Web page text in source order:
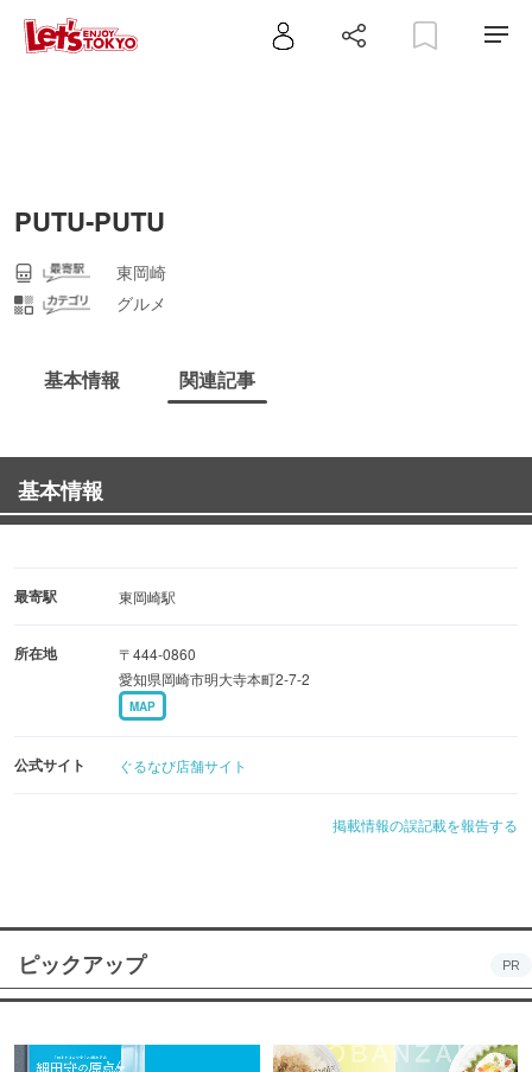
PUTU‐PUTU
東岡崎
グルメ
基本情報 関連記事
基本情報
最寄駅 東岡崎駅
所在地
〒444-0860
愛知県岡崎市明大寺本町2-7-2
MAP
公式サイト ぐるなび店舗サイト
掲載情報の誤記載を報告する
ピックアップ PR